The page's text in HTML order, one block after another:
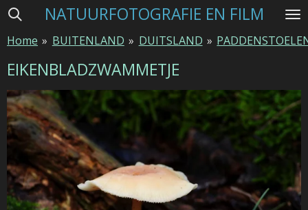
Ga
naar
de
NATUURFOTOGRAFIE EN FILM
Home » BUITENLAND » DUITSLAND »
EIKENBLADZWAMMETJE